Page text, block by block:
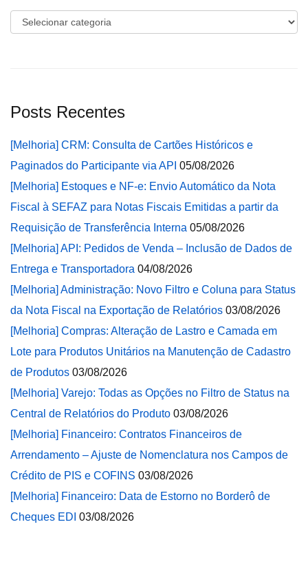
Categorias
Posts Recentes
[Melhoria] CRM: Consulta de Cartões Históricos e
Paginados do Participante via API 05/08/2026
[Melhoria] Estoques e NF-e: Envio Automático da Nota
Fiscal à SEFAZ para Notas Fiscais Emitidas a partir da
Requisição de Transferência Interna 05/08/2026
[Melhoria] API: Pedidos de Venda – Inclusão de Dados de
Entrega e Transportadora 04/08/2026
[Melhoria] Administração: Novo Filtro e Coluna para Status
da Nota Fiscal na Exportação de Relatórios 03/08/2026
[Melhoria] Compras: Alteração de Lastro e Camada em
Lote para Produtos Unitários na Manutenção de Cadastro
de Produtos 03/08/2026
[Melhoria] Varejo: Todas as Opções no Filtro de Status na
Central de Relatórios do Produto 03/08/2026
[Melhoria] Financeiro: Contratos Financeiros de
Arrendamento – Ajuste de Nomenclatura nos Campos de
Crédito de PIS e COFINS 03/08/2026
[Melhoria] Financeiro: Data de Estorno no Borderô de
Cheques EDI 03/08/2026